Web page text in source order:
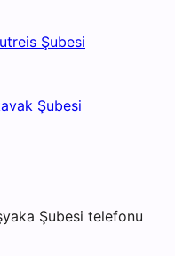
Şubesi
Şubesi
Şubesi telefonu